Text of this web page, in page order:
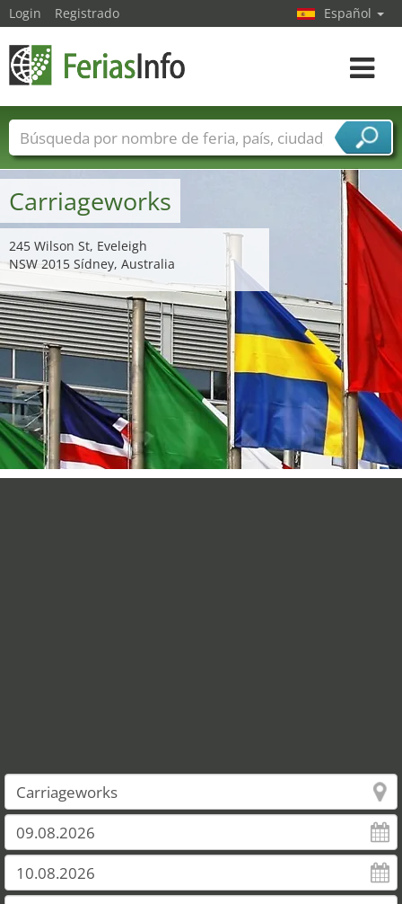
Carriageworks
245 Wilson St, Eveleigh
NSW 2015 Sídney, Australia
Login Registrado Español
toggle
Nombres de ferias Países
Ciudades
Sectores de ferias
Sectores de proveedor de servicios